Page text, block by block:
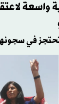
واسعة
55 امرأة و13